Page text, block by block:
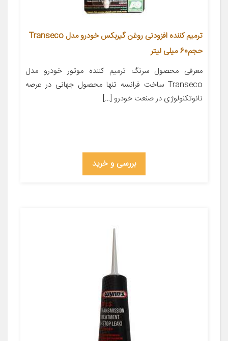
ترمیم کننده افزودنی روغن گیربکس خودرو مدل Transeco
حجم60 میلی‌ لیتر
معرفی محصول سرنگ ترمیم کننده موتور خودرو مدل
Transeco ساخت فرانسه تنها محصول جهانی در عرصه
نانوتکنولوژی در صنعت خودرو […]
بررسی و خرید